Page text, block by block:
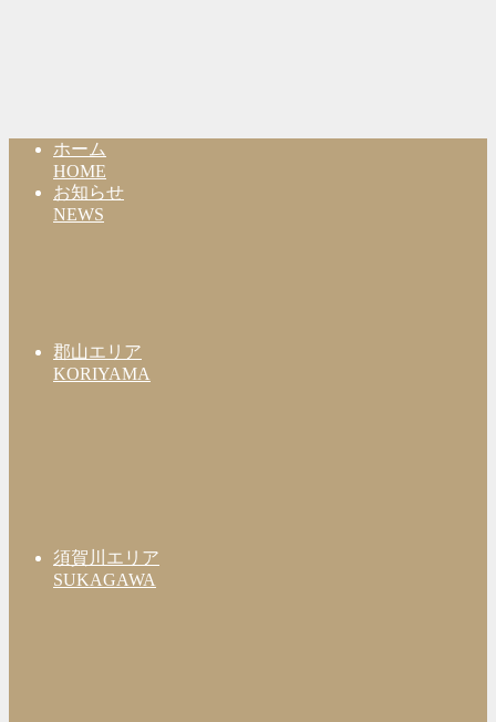
ホーム
HOME
お知らせ
NEWS
郡山エリア
KORIYAMA
須賀川エリア
SUKAGAWA